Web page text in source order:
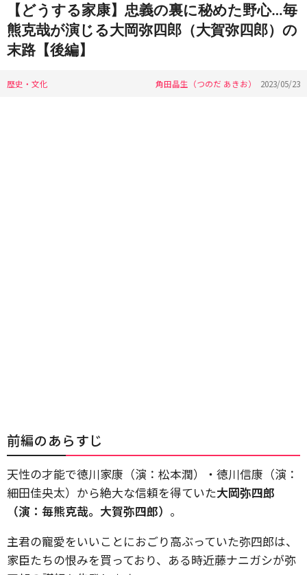
【どうする家康】忠義の裏に秘めた野心…毎
熊克哉が演じる大岡弥四郎（大賀弥四郎）の
末路【後編】
歴史・文化 角田晶生（つのだ あきお） 2023/05/23
前編のあらすじ
天性の才能で徳川家康（演：松本潤）・徳川信康（演：
細田佳央太）から絶大な信頼を得ていた大岡弥四郎
（演：毎熊克哉。大賀弥四郎） 。
主君の寵愛をいいことにおごり高ぶっていた弥四郎は、
家臣たちの恨みを買っており、ある時近藤ナニガシが弥